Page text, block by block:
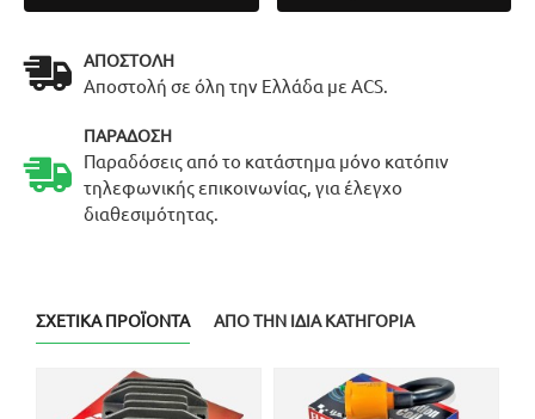
ΑΠΟΣΤΟΛΉ
Αποστολή σε όλη την Ελλάδα με ACS.
ΠΑΡΆΔΟΣΗ
Παραδόσεις από το κατάστημα μόνο κατόπιν
τηλεφωνικής επικοινωνίας, για έλεγχο
διαθεσιμότητας.
ΣΧΕΤΙΚΆ ΠΡΟΪΌΝΤΑ ΑΠΌ ΤΗΝ ΊΔΙΑ ΚΑΤΗΓΟΡΊΑ